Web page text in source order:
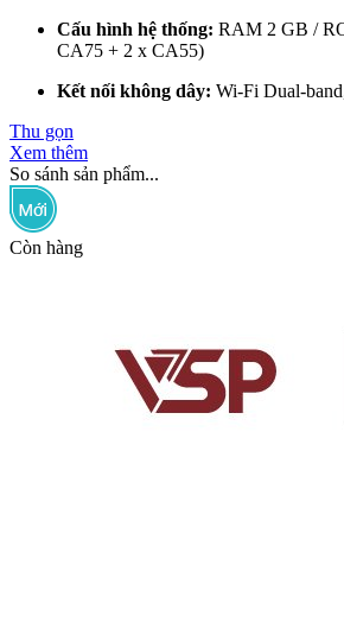
Cấu hình hệ thống: RAM 2 GB /
CA75 + 2 x CA55)
Kết nối không dây: Wi-Fi Dual-
Thu gọn
Xem thêm
So sánh sản phẩm...
Còn hàng